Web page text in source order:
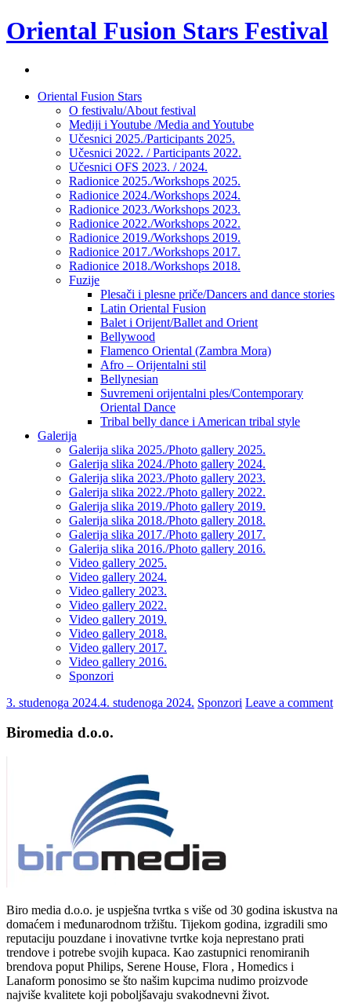
Oriental Fusion Stars Festival
festivala
Skip
Oriental Fusion Stars
O festivalu/About festival
Mediji i Youtube /Media and Youtube
Učesnici 2025./Participants 2025.
Učesnici 2022. / Participants 2022.
Učesnici OFS 2023. / 2024.
Radionice 2025./Workshops 2025.
Radionice 2024./Workshops 2024.
Radionice 2023./Workshops 2023.
Radionice 2022./Workshops 2022.
Radionice 2019./Workshops 2019.
Radionice 2017./Workshops 2017.
Radionice 2018./Workshops 2018.
Fuzije
Plesači i plesne priče/Dancers and dance stories
Latin Oriental Fusion
Balet i Orijent/Ballet and Orient
Bellywood
Flamenco Oriental (Zambra Mora)
Afro – Orijentalni stil
Bellynesian
Suvremeni orijentalni ples/Contemporary
Oriental Dance
Tribal belly dance i American tribal style
Galerija
Galerija slika 2025./Photo gallery 2025.
Galerija slika 2024./Photo gallery 2024.
Galerija slika 2023./Photo gallery 2023.
Galerija slika 2022./Photo gallery 2022.
Galerija slika 2019./Photo gallery 2019.
Galerija slika 2018./Photo gallery 2018.
Galerija slika 2017./Photo gallery 2017.
Galerija slika 2016./Photo gallery 2016.
Video gallery 2025.
Video gallery 2024.
Video gallery 2023.
Video gallery 2022.
Video gallery 2019.
Video gallery 2018.
Video gallery 2017.
Video gallery 2016.
Sponzori
3. studenoga 2024.4. studenoga 2024. Sponzori Leave a comment
Biromedia d.o.o.
Biro media d.o.o. je uspješna tvrtka s više od 30 godina iskustva na
domaćem i međunarodnom tržištu. Tijekom godina, izgradili smo
reputaciju pouzdane i inovativne tvrtke koja neprestano prati
trendove i potrebe svojih kupaca. Kao zastupnici renomiranih
brendova poput Philips, Serene House, Flora , Homedics i
Lanaform ponosimo se što našim kupcima nudimo proizvode
najviše kvalitete koji poboljšavaju svakodnevni život.